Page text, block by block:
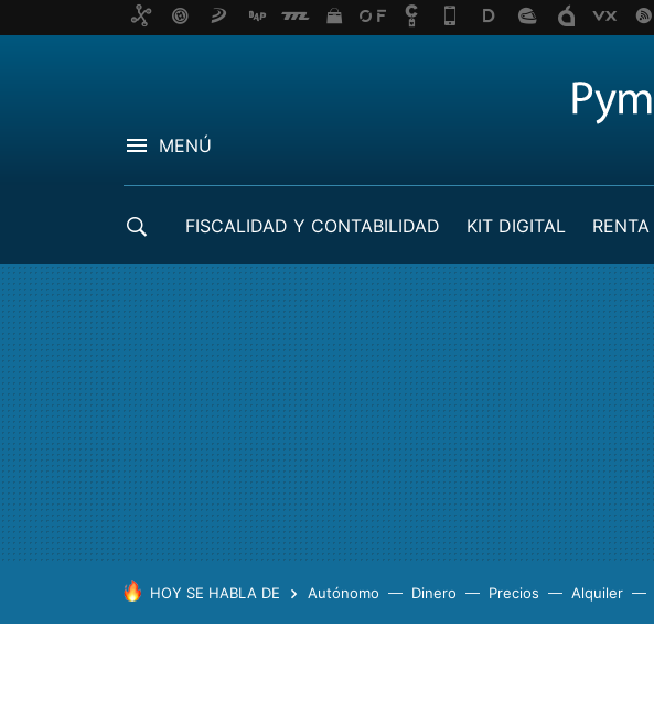
MENÚ
FISCALIDAD Y CONTABILIDAD KIT DIGITAL RENTA
HOY SE HABLA DE Autónomo Dinero Precios Alquiler